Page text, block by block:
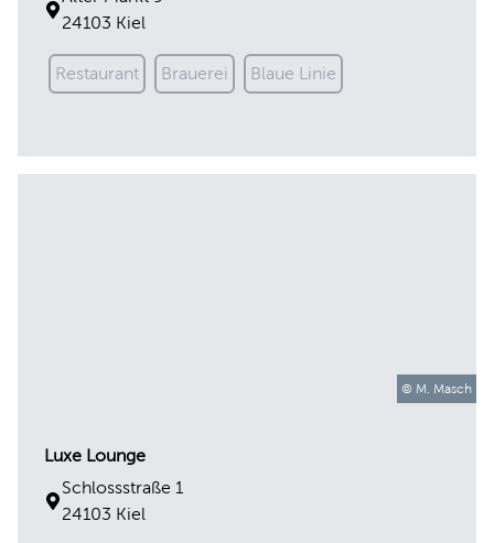
24103 Kiel
Restaurant Brauerei Blaue Linie
Luxe Lounge
Schlossstraße 1
24103 Kiel